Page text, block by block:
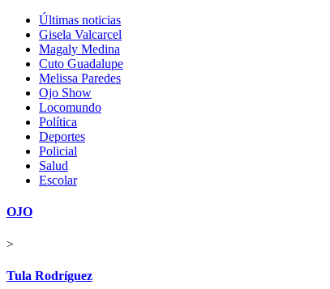
Últimas noticias
Gisela Valcarcel
Magaly Medina
Cuto Guadalupe
Melissa Paredes
Ojo Show
Locomundo
Política
Deportes
Policial
Salud
Escolar
OJO
>
Tula Rodríguez